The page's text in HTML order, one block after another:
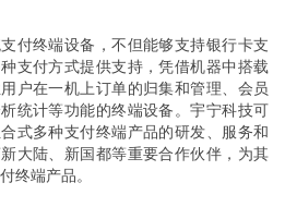
付终端设备，不但能够支持银行卡支
支付方式提供支持，凭借机器中搭载
户在一机上订单的归集和管理、会员
统计等功能的终端设备。宇宁科技可
式多种支付终端产品的研发、服务和
大陆、新国都等重要合作伙伴，为其
终端产品。